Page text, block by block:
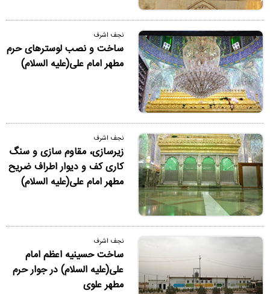
نجف اشرف
ساخت و نصب لوسترهای حرم
مطهر امام علی(علیه السلام)
نجف اشرف
زیرسازی، مقاوم سازی و سنگ
کاری کف و دیوار اطراف ضریح
مطهر امام علی(علیه السلام)
نجف اشرف
ساخت حسینیه اعظم امام
علی(علیه السلام) در جوار حرم
مطهر علوی